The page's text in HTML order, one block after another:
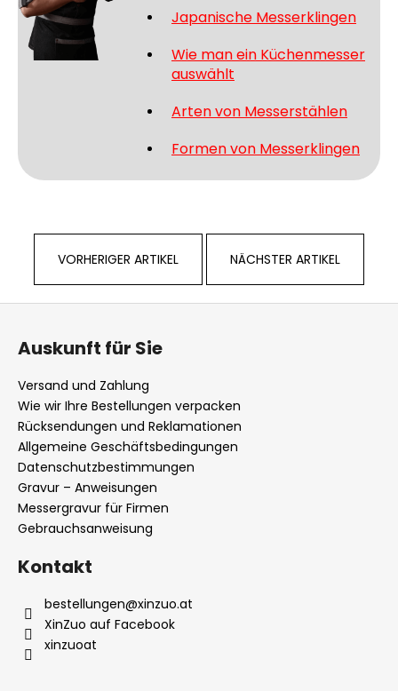
Japanische Messerklingen
Wie man ein Küchenmesser
auswählt
Arten von Messerstählen
Formen von Messerklingen
VORHERIGER ARTIKEL NÄCHSTER ARTIKEL
Auskunft für Sie
Versand und Zahlung
Wie wir Ihre Bestellungen verpacken
Rücksendungen und Reklamationen
Allgemeine Geschäftsbedingungen
Datenschutzbestimmungen
Gravur – Anweisungen
Messergravur für Firmen
Gebrauchsanweisung
Kontakt
bestellungen@xinzuo.at
XinZuo auf Facebook
xinzuoat